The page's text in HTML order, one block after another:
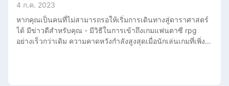
4 ก.ค. 2023
หากคุณเป็นคนที่ไม่สามารถรอให้เริ่มการเดินทางสู่ดาราศาสตร์
ได้ มีข่าวดีสำหรับคุณ - มีวิธีในการเข้าถึงเกมแฟนตาซี rpg
อย่างเร็วกว่าเดิม ความคาดหวังกำลังสูงสุดเมื่อนักเล่นเกมที่เพิ่ง